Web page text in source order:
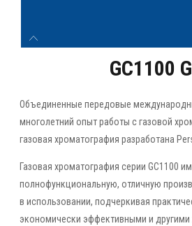
GC1100
Объединенные передовые
многолетний опыт работы с газовой
газовая хроматография разработана
Газовая хроматография серии GC1100
полнофункциональную, отличную
в использовании, подчеркивая
экономически эффективными и другими